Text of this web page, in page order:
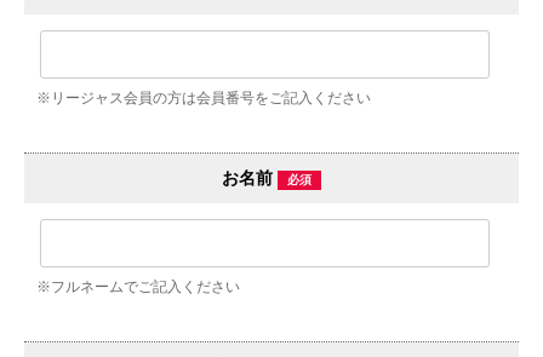
※リージャス会員の方は会員番号をご記入ください
お名前 必須
※フルネームでご記入ください